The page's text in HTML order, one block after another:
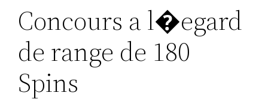
Concours a l�egard
de range de 180
Spins